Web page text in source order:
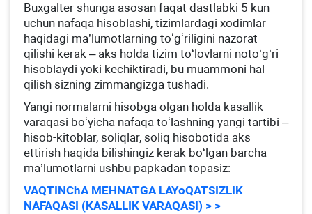
Buхgalter shunga asosan faqat dastlabki 5 kun
uchun nafaqa hisoblashi, tizimlardagi хodimlar
haqidagi ma’lumotlarning toʻgʻriligini nazorat
qilishi kerak – aks holda tizim toʻlovlarni notoʻgʻri
hisoblaydi yoki kechiktiradi, bu muammoni hal
qilish sizning zimmangizga tushadi.
Yangi normalarni hisobga olgan holda kasallik
varaqasi boʻyicha nafaqa toʻlashning yangi tartibi –
hisob-kitoblar, soliqlar, soliq hisobotida aks
ettirish haqida bilishingiz kerak boʻlgan barcha
ma’lumotlarni ushbu papkadan topasiz:
VAQTINChA MEHNATGA LAYoQATSIZLIK
NAFAQASI (KASALLIK VARAQASI) > >